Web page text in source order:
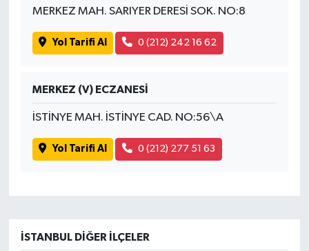
MERKEZ MAH. SARIYER DERESİ SOK. NO:8
Yol Tarifi Al 0 (212) 242 16 62
MERKEZ (V) ECZANESİ
İSTİNYE MAH. İSTİNYE CAD. NO:56\A
Yol Tarifi Al 0 (212) 277 51 63
İSTANBUL DIĞER İLÇELER
VİDEO HABER
YAŞAM